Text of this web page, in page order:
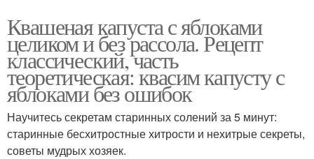
Квашеная капуста с яблоками
целиком и без рассола. Рецепт
классический, часть
теоретическая: квасим капусту с
яблоками без ошибок
Научитесь секретам старинных солений за 5 минут:
старинные бесхитростные хитрости и нехитрые секреты,
советы мудрых хозяек.